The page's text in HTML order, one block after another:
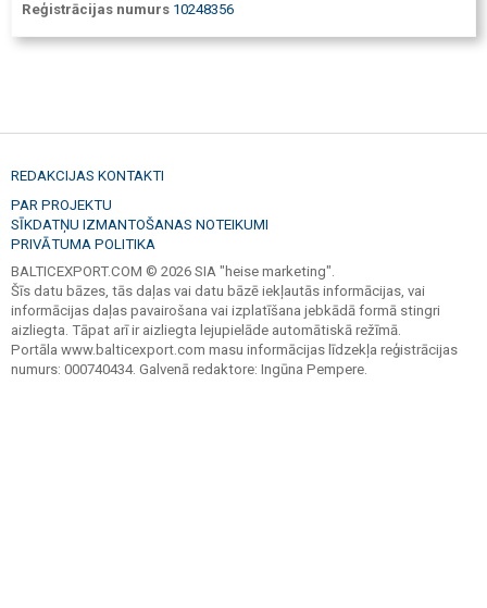
Reģistrācijas numurs 10248356
REDAKCIJAS KONTAKTI
PAR PROJEKTU
SĪKDATŅU IZMANTOŠANAS NOTEIKUMI
PRIVĀTUMA POLITIKA
BALTICEXPORT.COM © 2026 SIA "heise marketing".
Šīs datu bāzes, tās daļas vai datu bāzē iekļautās informācijas, vai
informācijas daļas pavairošana vai izplatīšana jebkādā formā stingri
aizliegta. Tāpat arī ir aizliegta lejupielāde automātiskā režīmā.
Portāla www.balticexport.com masu informācijas līdzekļa reģistrācijas
numurs: 000740434. Galvenā redaktore: Ingūna Pempere.